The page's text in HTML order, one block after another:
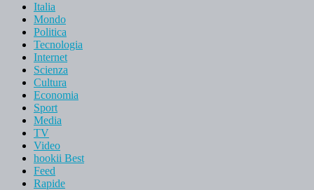
Italia
Mondo
Politica
Tecnologia
Internet
Scienza
Cultura
Economia
Sport
Media
TV
Video
hookii Best
Feed
Rapide